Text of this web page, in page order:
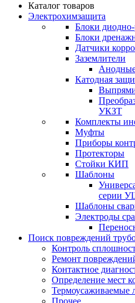
Каталог товаров
Электрохимзащита
Блоки
Блоки
Датчики
Заземлители
Анодные
Катодная
УКЗТ
Комплекты
Муфты
Приборы
Протекторы
Стойки КИП
Шаблоны
серии
Шаблоны
Электроды
Поиск повреждений
Контроль
Ремонт
Контактное
Определение мест
Термоусаживаемые
Прочее